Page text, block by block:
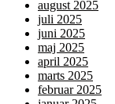
august 2025
juli 2025
juni 2025
maj 2025
april 2025
marts 2025
februar 2025